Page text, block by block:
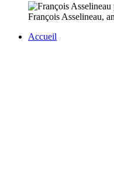
François Asselineau,
Accueil